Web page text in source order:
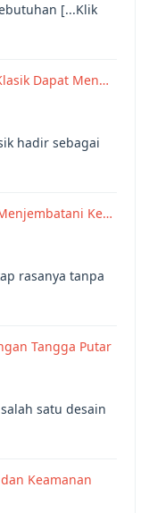
[...Klik
Dapat Men…
hadir sebagai
Ke…
rasanya tanpa
Tangga Putar
satu desain
Keamanan